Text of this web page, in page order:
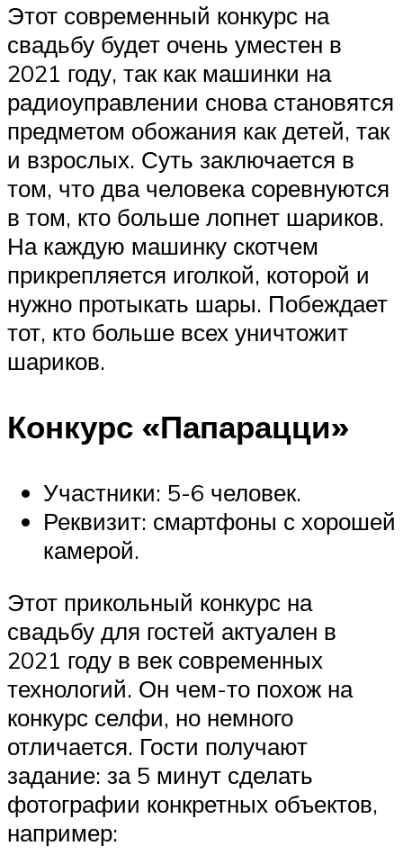
Этот современный конкурс на
свадьбу будет очень уместен в
2021 году, так как машинки на
радиоуправлении снова становятся
предметом обожания как детей, так
и взрослых. Суть заключается в
том, что два человека соревнуются
в том, кто больше лопнет шариков.
На каждую машинку скотчем
прикрепляется иголкой, которой и
нужно протыкать шары. Побеждает
тот, кто больше всех уничтожит
шариков.
Конкурс «Папарацци»
Участники: 5-6 человек.
Реквизит: смартфоны с хорошей
камерой.
Этот прикольный конкурс на
свадьбу для гостей актуален в
2021 году в век современных
технологий. Он чем-то похож на
конкурс селфи, но немного
отличается. Гости получают
задание: за 5 минут сделать
фотографии конкретных объектов,
например: